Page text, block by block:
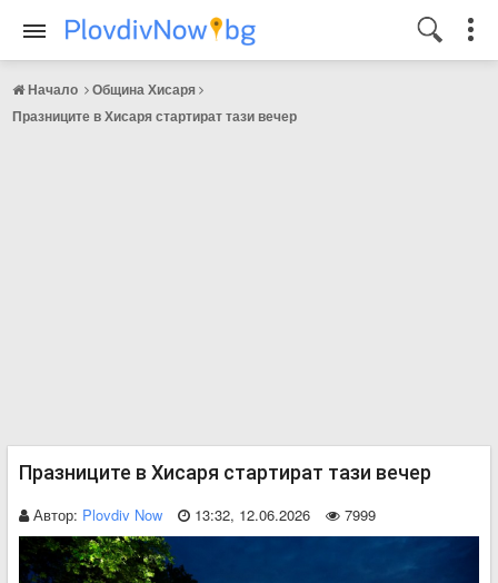
Начало
Община Хисаря
Празниците в Хисаря стартират тази вечер
Празниците в Хисаря стартират тази вечер
Автор: Plovdiv Now 13:32, 12.06.2026 7999